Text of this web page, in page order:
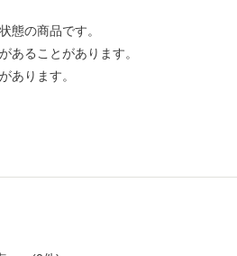
の商品です。
ることがあります。
ります。